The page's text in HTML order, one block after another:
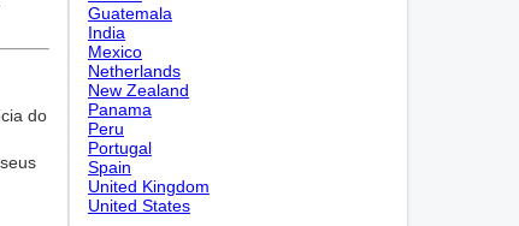
do
Guatemala
India
Mexico
Netherlands
New Zealand
Panama
Peru
Portugal
Spain
United Kingdom
United States